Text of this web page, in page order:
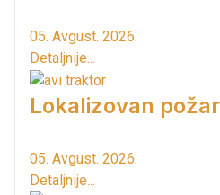
05. Avgust. 2026.
Detaljnije...
Lokalizovan
05. Avgust. 2026.
Detaljnije...